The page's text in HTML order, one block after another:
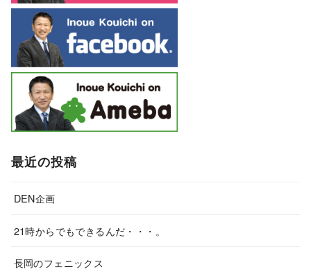
最近の投稿
DEN企画
21時からでもできるんだ・・・。
長岡のフェニックス